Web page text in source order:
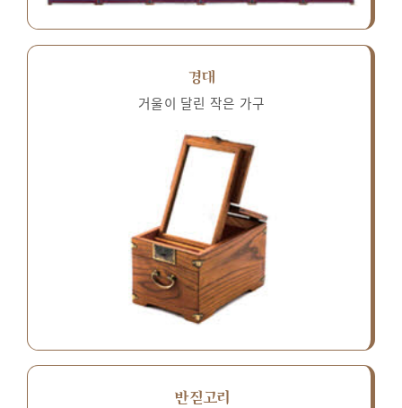
경대
거울이 달린 작은 가구
반짇고리